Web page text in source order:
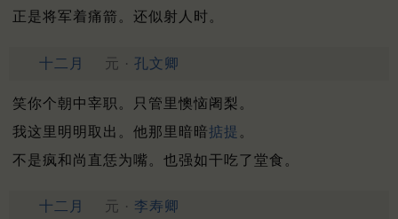
正是将军着痛箭。还似射人时。
十二月 元 · 孔文卿
笑你个朝中宰职。只管里懊恼阇梨。
我这里明明取出。他那里暗暗掂提 。
不是疯和尚直恁为嘴。也强如干吃了堂食。
十二月 元 · 李寿卿